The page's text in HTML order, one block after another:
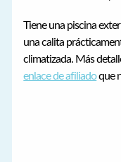
Tiene una piscina
una calita
climatizada. Más
enlace de afiliadoque